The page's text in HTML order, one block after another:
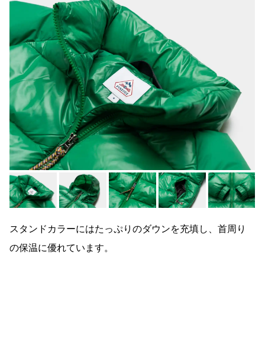
スタンドカラーにはたっぷりのダウンを充填し、首周り
の保温に優れています。